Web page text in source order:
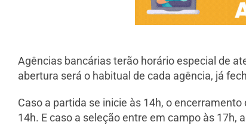
Agências bancárias terão horário especial de
abertura será o habitual de cada agência, já
Caso a partida se inicie às 14h, o
14h. E caso a seleção entre em campo às 17h,